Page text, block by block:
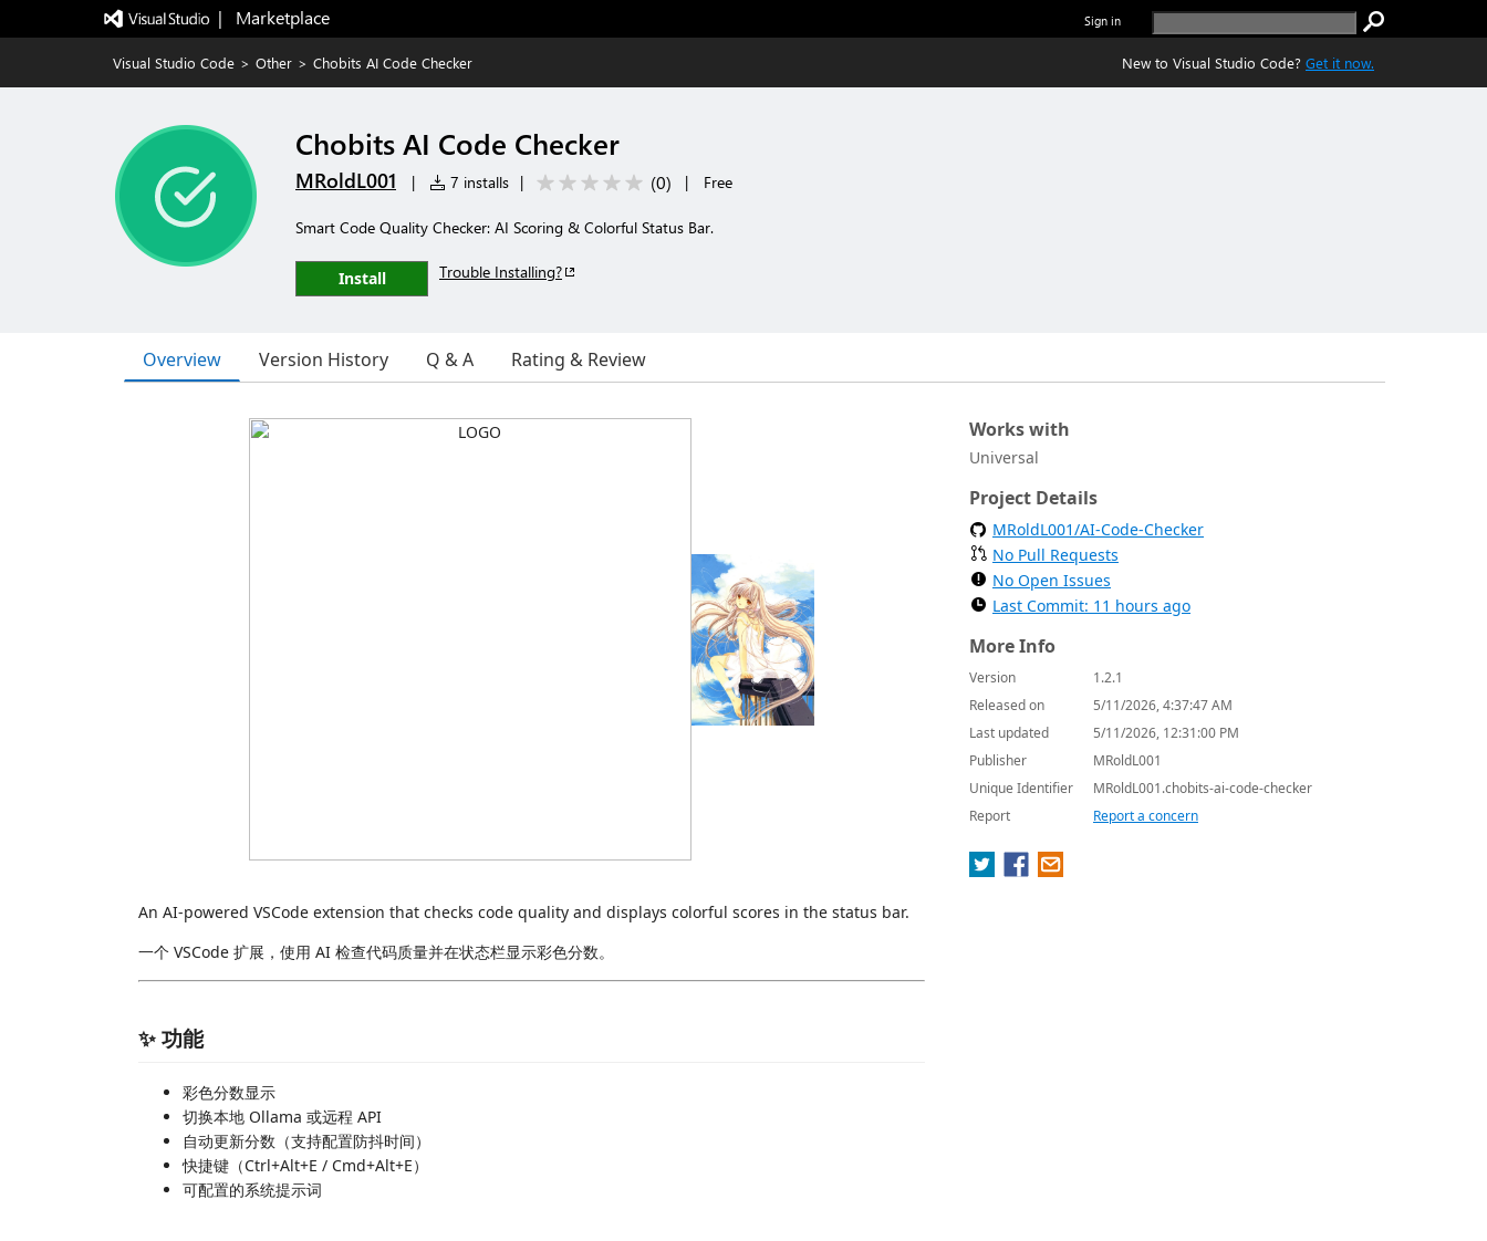
|   Marketplace Sign in
Visual Studio Code > Other > Chobits AI Code Checker New to Visual Studio Code? Get it now.
Chobits AI Code Checker
MRoldL001 | 7 installs | (0) | Free
Smart Code Quality Checker: AI Scoring & Colorful Status Bar.
Install Trouble Installing?
Overview Version History Q & A Rating & Review
An AI-powered VSCode extension that checks code quality and displays colorful scores in the status bar.
一个 VSCode 扩展，使用 AI 检查代码质量并在状态栏显示彩色分数。
✨ 功能
彩色分数显示
切换本地 Ollama 或远程 API
自动更新分数（支持配置防抖时间）
快捷键（Ctrl+Alt+E / Cmd+Alt+E）
可配置的系统提示词
Works with
Universal
Project Details
MRoldL001/AI-Code-Checker
No Pull Requests
No Open Issues
Last Commit: 11 hours ago
More Info
Version
1.2.1
Released on
5/11/2026, 4:37:47 AM
Last updated
5/11/2026, 12:31:00 PM
Publisher
MRoldL001
Unique Identifier
MRoldL001.chobits-ai-code-checker
Report
Report a concern